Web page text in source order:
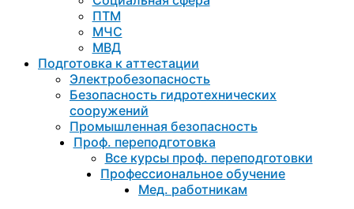
ПТМ
МЧС
МВД
Подготовка к aттестации
Электробезопасность
Безопасность гидротехнических
сооружений
Промышленная безопасность
Проф. переподготовка
Все курсы проф. переподготовки
Профессиональное обучение
Мед. работникам